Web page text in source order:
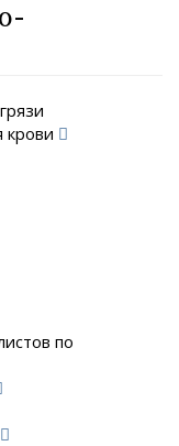
крови
по